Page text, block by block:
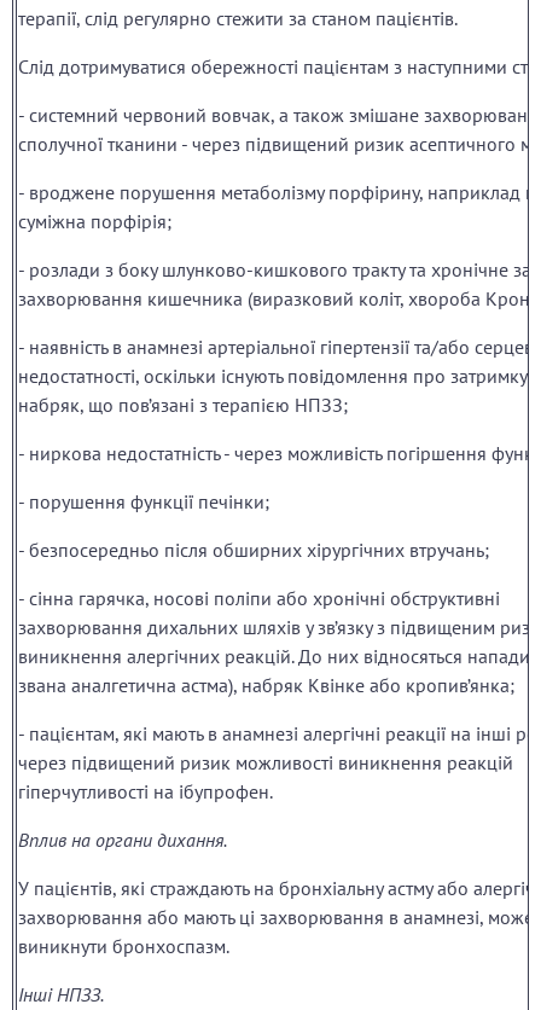
терапії, слід регулярно стежити за станом пацієнтів.
Слід дотримуватися обережності пацієнтам з наступними
- системний червоний вовчак, а також змішане
сполучної тканини - через підвищений ризик асептичного
- вроджене порушення метаболізму порфірину, наприклад
суміжна порфірія;
- розлади з боку шлунково-кишкового тракту та хронічне
захворювання кишечника (виразковий коліт, хвороба
- наявність в анамнезі артеріальної гіпертензії та/або
недостатності, оскільки існують повідомлення про затримку
набряк, що пов’язані з терапією НПЗЗ;
- ниркова недостатність - через можливість погіршення
- порушення функції печінки;
- безпосередньо після обширних хірургічних втручань;
- сінна гарячка, носові поліпи або хронічні обструктивні
захворювання дихальних шляхів у зв’язку з підвищеним
виникнення алергічних реакцій. До них відносяться напади
звана аналгетична астма), набряк Квінке або кропив’янка;
- пацієнтам, які мають в анамнезі алергічні реакції на інші
через підвищений ризик можливості виникнення реакцій
гіперчутливості на ібупрофен.
Вплив на органи дихання.
У пацієнтів, які страждають на бронхіальну астму або
захворювання або мають ці захворювання в анамнезі, може
виникнути бронхоспазм.
Інші НПЗЗ.